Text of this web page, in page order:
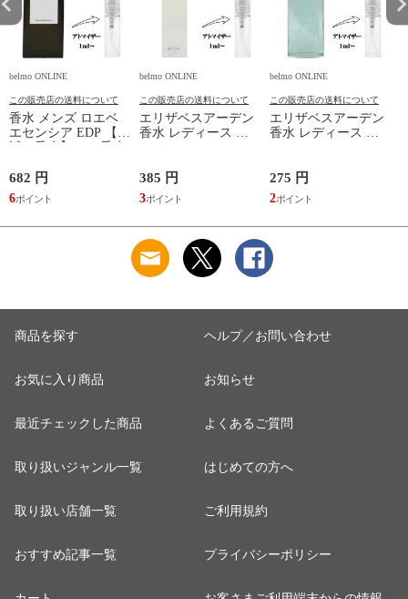
belmo ONLINE
この販売店の送料について
香水 メンズ ロエベ
エセンシア EDP 【お
量り売り 香水 お試
し LOEWE ESENCIA
新品 未使用
682 円
6
belmo ONLINE
この販売店の送料について
エリザベスアーデン
香水 レディース ホ
香水 フレグランス
少量 量り売り 香水
お試し WHITE TEA
385 円
3
belmo ONLINE
この販売店の送料について
エリザベスアーデン
香水 レディース グ
香水 フレグランス
少量 量り売り 香水
お試し GREEN TEA
ELIZABETH ARDEN
新品 未使用
275 円
2
商品を探す
お気に入り商品
最近チェックした商品
取り扱いジャンル一覧
取り扱い店舗一覧
おすすめ記事一覧
ヘルプ／お問い合わせ
お知らせ
よくあるご質問
はじめての方へ
ご利用規約
プライバシーポリシー